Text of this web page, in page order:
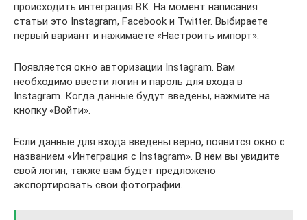
происходить интеграция ВК. На момент написания
статьи это Instagram, Facebook и Twitter. Выбираете
первый вариант и нажимаете «Настроить импорт».
Появляется окно авторизации Instagram. Вам
необходимо ввести логин и пароль для входа в
Instagram. Когда данные будут введены, нажмите на
кнопку «Войти».
Если данные для входа введены верно, появится окно с
названием «Интеграция с Instagram». В нем вы увидите
свой логин, также вам будет предложено
экспортировать свои фотографии.